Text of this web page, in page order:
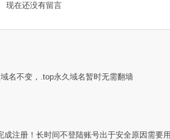
现在还没有留言
名不变，.top永久域名暂时无需翻墙
注册！长时间不登陆账号出于安全原因需要